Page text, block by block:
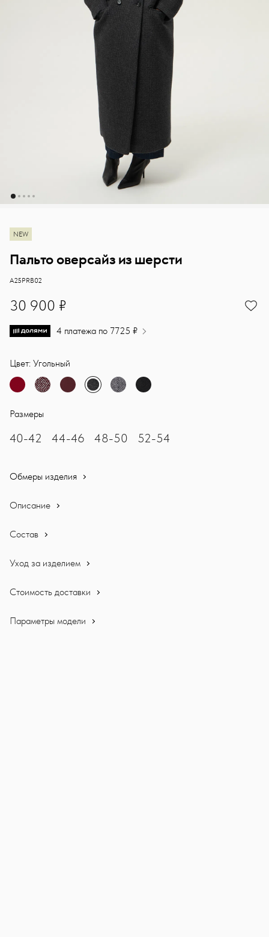
NEW
Пальто оверсайз из шерсти
Демисезонное пальто в мужском стиле. Шерстяное полотно
Sasha Ostrov
A25PRB02
30900
30 900 ₽
4 платежа по 7725 ₽
Цвет: Угольный
Размеры
40-42 44-46 48-50 52-54
Обмеры изделия
Описание
Состав
Уход за изделием
Стоимость доставки
Параметры модели